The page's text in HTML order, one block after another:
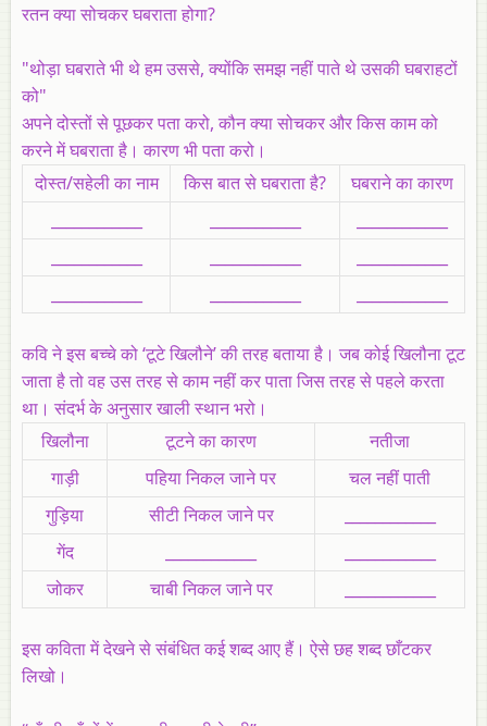
रतन क्या सोचकर घबराता होगा?
"थोड़ा घबराते भी थे हम उससे, क्योंकि समझ नहीं पाते थे उसकी घबराहटों
को"
अपने दोस्तों से पूछकर पता करो, कौन क्या सोचकर और किस काम को
करने में घबराता है। कारण भी पता करो।
दोस्त/सहेली का नाम
किस बात से घबराता है?
घबराने का कारण
कवि ने इस बच्चे को ‘टूटे खिलौने’ की तरह बताया है। जब कोई खिलौना टूट
जाता है तो वह उस तरह से काम नहीं कर पाता जिस तरह से पहले करता
था। संदर्भ के अनुसार खाली स्थान भरो।
खिलौना
टूटने का कारण
नतीजा
गाड़ी
पहिया निकल जाने पर
चल नहीं पाती
गुड़िया
सीटी निकल जाने पर
गेंद
जोकर
चाबी निकल जाने पर
इस कविता में देखने से संबंधित कई शब्द आए हैं। ऐसे छह शब्द छाँटकर
लिखो।